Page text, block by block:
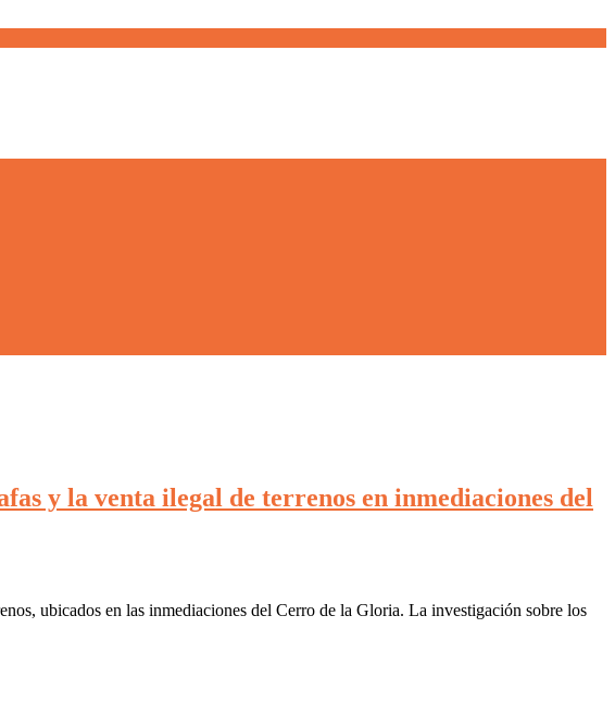
y la venta ilegal de terrenos en inmediaciones del
ubicados en las inmediaciones del Cerro de la Gloria. La investigación sobre los